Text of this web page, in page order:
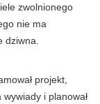
zwolnionego
nie ma
dziwna.
projekt,
i planował